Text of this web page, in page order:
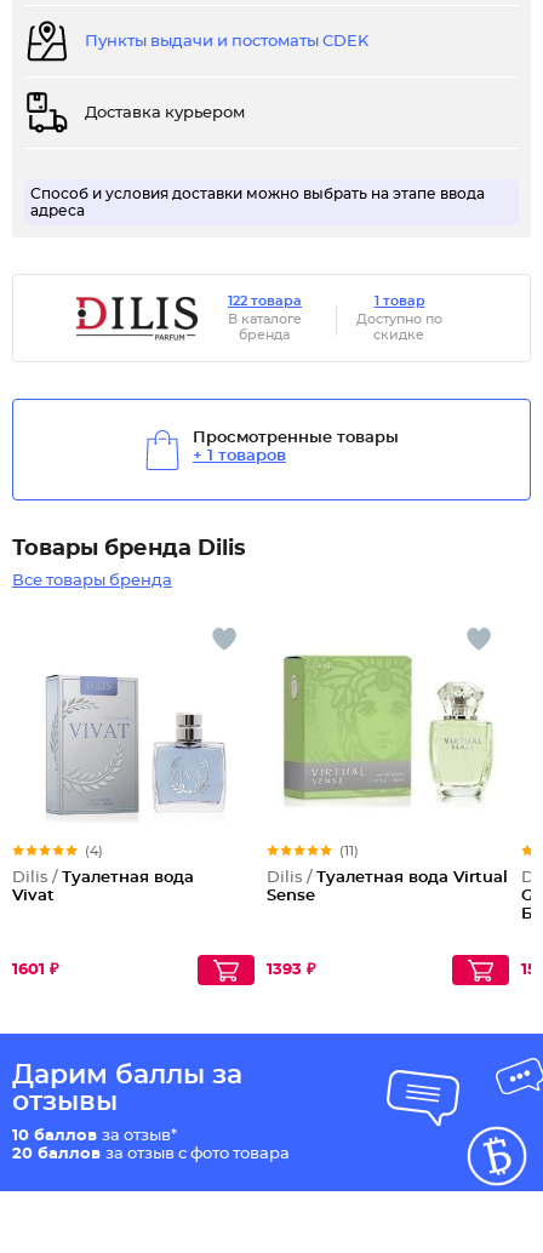
Пункты выдачи и постоматы CDEK
Доставка курьером
Способ и условия доставки можно выбрать на этапе ввода
адреса
122 товара
В каталоге
бренда
1 товар
Доступно по
скидке
Просмотренные товары
+ 1 товаров
Товары бренда Dilis
Все товары бренда
(4)
Dilis / Туалетная вода
Vivat
1601 ₽
(11)
Dilis / Туалетная вода Virtual
Sense
1393 ₽
Дарим баллы за
отзывы
10 баллов за отзыв*
20 баллов за отзыв с фото товара